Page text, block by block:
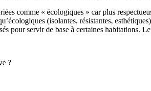
comme « écologiques » car plus
(isolantes, résistantes,
pour servir de base à certaines habitations.
?